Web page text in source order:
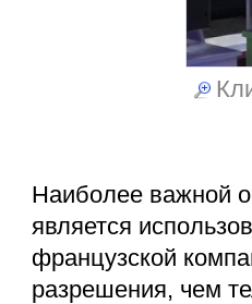
Наиболее важной
является
французской
разрешения, чем